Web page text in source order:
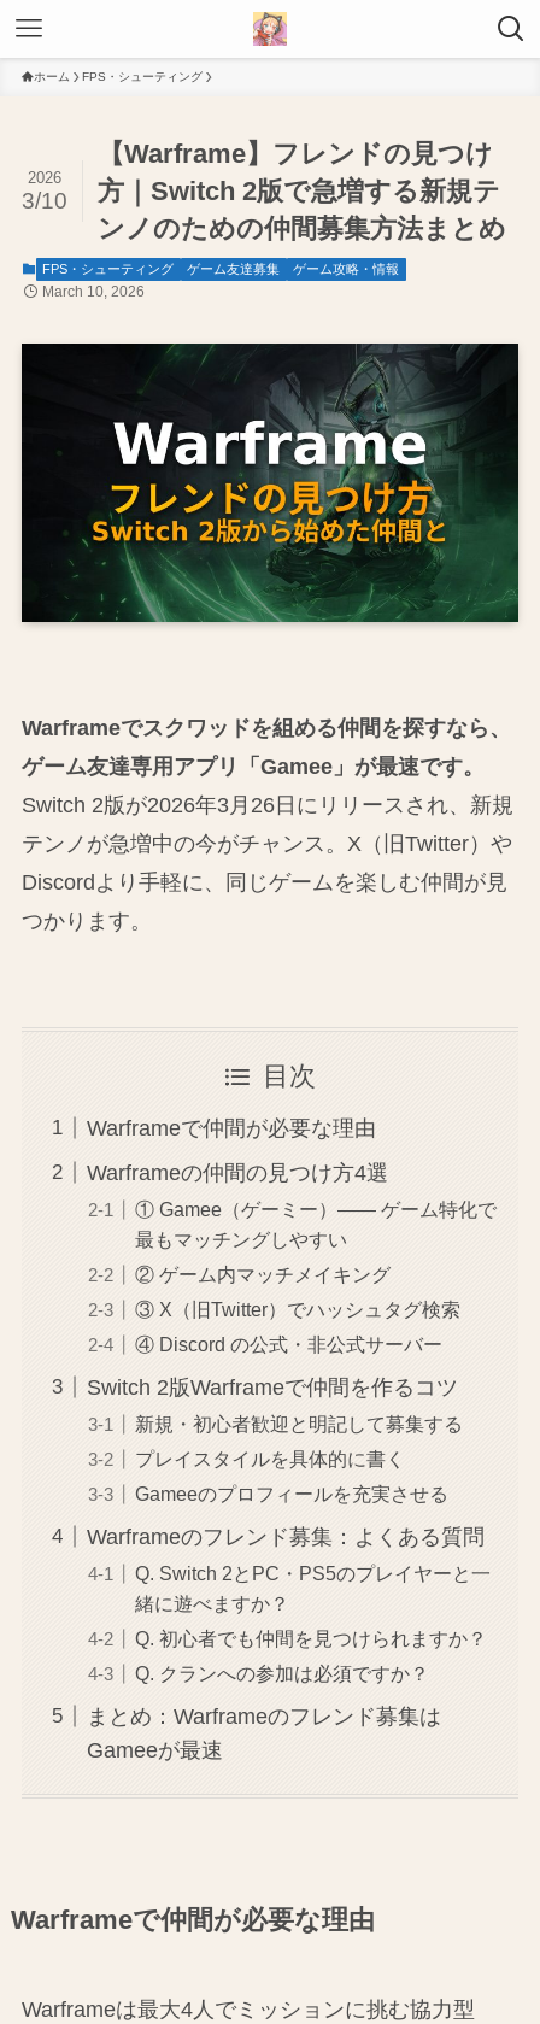
ホーム FPS・シューティング
【Warframe】フレンドの見つけ
方｜Switch 2版で急増する新規テ
ンノのための仲間募集方法まとめ
2026
3/10
FPS・シューティング ゲーム友達募集 ゲーム攻略・情報
March 10, 2026
Warframeでスクワッドを組める仲間を探すなら、
ゲーム友達専用アプリ「Gamee」が最速です。
Switch 2版が2026年3月26日にリリースされ、新規
テンノが急増中の今がチャンス。X（旧Twitter）や
Discordより手軽に、同じゲームを楽しむ仲間が見
つかります。
目次
Warframeで仲間が必要な理由
Warframeの仲間の見つけ方4選
① Gamee（ゲーミー）―― ゲーム特化で
最もマッチングしやすい
② ゲーム内マッチメイキング
③ X（旧Twitter）でハッシュタグ検索
④ Discord の公式・非公式サーバー
Switch 2版Warframeで仲間を作るコツ
新規・初心者歓迎と明記して募集する
プレイスタイルを具体的に書く
Gameeのプロフィールを充実させる
Warframeのフレンド募集：よくある質問
Q. Switch 2とPC・PS5のプレイヤーと一
緒に遊べますか？
Q. 初心者でも仲間を見つけられますか？
Q. クランへの参加は必須ですか？
まとめ：Warframeのフレンド募集は
Gameeが最速
Warframeで仲間が必要な理由
Warframeは最大4人でミッションに挑む協力型